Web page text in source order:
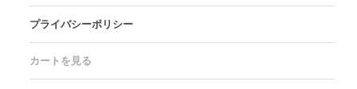
プライバシーポリシー
カートを見る